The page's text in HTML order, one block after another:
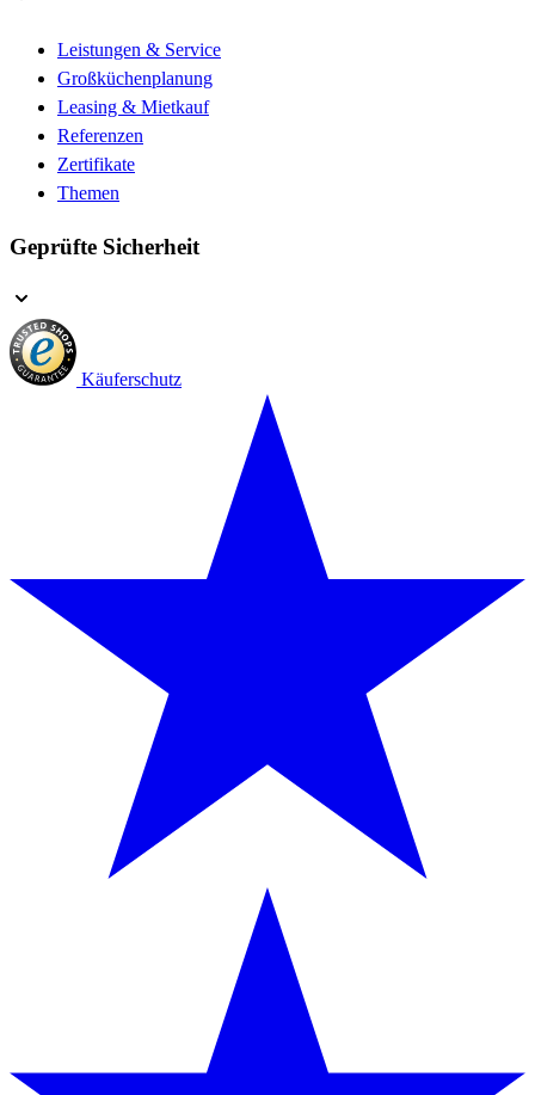
Leistungen & Service
Großküchenplanung
Leasing & Mietkauf
Referenzen
Zertifikate
Themen
Geprüfte Sicherheit
Käuferschutz